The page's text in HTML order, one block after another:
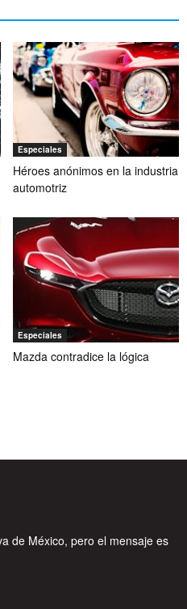
Especiales
Héroes anónimos en la industria
automotriz
Especiales
Mazda contradice la lógica
de México, pero el mensaje es